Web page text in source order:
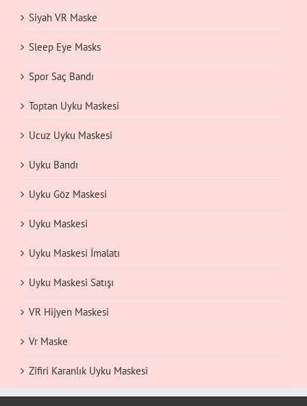
Siyah VR Maske
Sleep Eye Masks
Spor Saç Bandı
Toptan Uyku Maskesi
Ucuz Uyku Maskesi
Uyku Bandı
Uyku Göz Maskesi
Uyku Maskesi
Uyku Maskesi İmalatı
Uyku Maskesi Satışı
VR Hijyen Maskesi
Vr Maske
Zifiri Karanlık Uyku Maskesi